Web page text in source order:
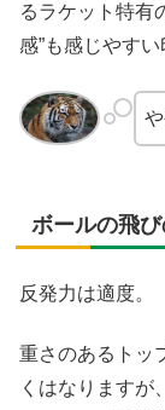
るラケット特有
感”も感じやすい
ボールの飛
反発力は適度。
重さのあるトッ
くはなりますが